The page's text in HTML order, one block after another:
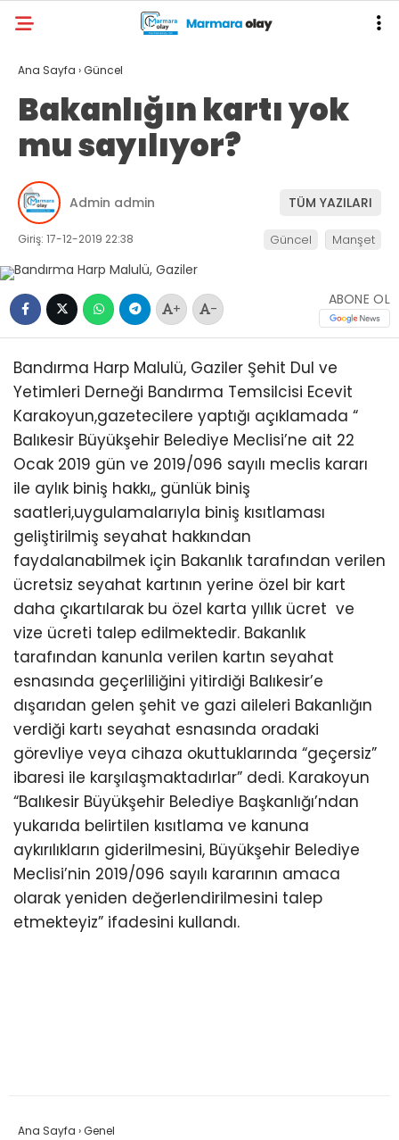
Ana Sayfa ›Güncel
Bakanlığın kartı yok
mu sayılıyor?
Admin admin TÜM YAZILARI
Giriş: 17-12-2019 22:38 Güncel Manşet
+ -
ABONE OL
Bandırma Harp Malulü, Gaziler Şehit Dul ve
Yetimleri Derneği Bandırma Temsilcisi Ecevit
Karakoyun,gazetecilere yaptığı açıklamada “
Balıkesir Büyükşehir Belediye Meclisi’ne ait 22
Ocak 2019 gün ve 2019/096 sayılı meclis kararı
ile aylık biniş hakkı,, günlük biniş
saatleri,uygulamalarıyla biniş kısıtlaması
geliştirilmiş seyahat hakkından
faydalanabilmek için Bakanlık tarafından verilen
ücretsiz seyahat kartının yerine özel bir kart
daha çıkartılarak bu özel karta yıllık ücret ve
vize ücreti talep edilmektedir. Bakanlık
tarafından kanunla verilen kartın seyahat
esnasında geçerliliğini yitirdiği Balıkesir’e
dışarıdan gelen şehit ve gazi aileleri Bakanlığın
verdiği kartı seyahat esnasında oradaki
görevliye veya cihaza okuttuklarında “geçersiz”
ibaresi ile karşılaşmaktadırlar” dedi. Karakoyun
“Balıkesir Büyükşehir Belediye Başkanlığı’ndan
yukarıda belirtilen kısıtlama ve kanuna
aykırılıkların giderilmesini, Büyükşehir Belediye
Meclisi’nin 2019/096 sayılı kararının amaca
olarak yeniden değerlendirilmesini talep
etmekteyiz” ifadesini kullandı.
Ana Sayfa ›Genel